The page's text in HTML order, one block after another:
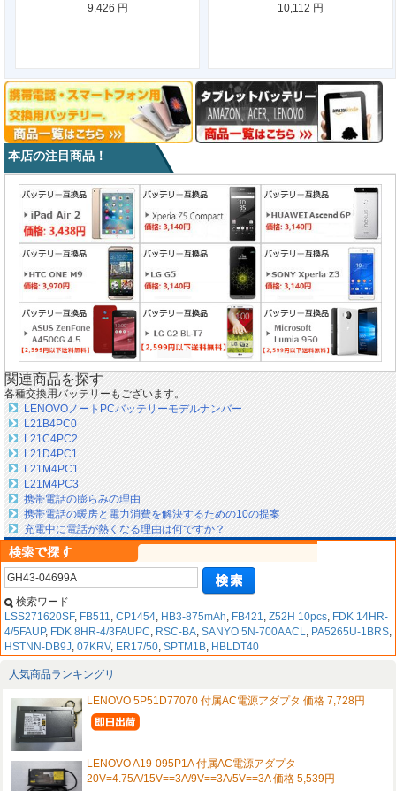
9,426 円
10,112 円
本店の注目商品！
関連商品を探す
各種交換用バッテリーもございます。
LENOVOノートPCバッテリーモデルナンバー
L21B4PC0
L21C4PC2
L21D4PC1
L21M4PC1
L21M4PC3
携帯電話の膨らみの理由
携帯電話の暖房と電力消費を解決するための10の提案
充電中に電話が熱くなる理由は何ですか？
検索ワード
LSS271620SF, FB511, CP1454, HB3-875mAh, FB421, Z52H 10pcs, FDK 14HR-
4/5FAUP, FDK 8HR-4/3FAUPC, RSC-BA, SANYO 5N-700AACL, PA5265U-1BRS,
HSTNN-DB9J, 07KRV, ER17/50, SPTM1B, HBLDT40
人気商品ランキングリ
LENOVO 5P51D77070 付属AC電源アダプタ 価格 7,728円
LENOVO A19-095P1A 付属AC電源アダプタ
20V=4.75A/15V==3A/9V==3A/5V==3A 価格 5,539円